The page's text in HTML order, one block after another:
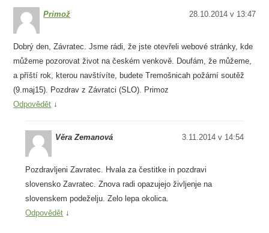
Primož 28.10.2014 v 13:47
Dobrý den, Závratec. Jsme rádi, že jste otevřeli webové stránky, kde
můžeme pozorovat život na českém venkově. Doufám, že můžeme,
a příští rok, kterou navštívíte, budete Tremošnicah požární soutěž
(9.maj15). Pozdrav z Závratci (SLO). Primoz
Odpovědět ↓
Věra Zemanová 3.11.2014 v 14:54
Pozdravljeni Zavratec. Hvala za čestitke in pozdravi
slovensko Zavratec. Znova radi opazujejo življenje na
slovenskem podeželju. Zelo lepa okolica.
Odpovědět ↓